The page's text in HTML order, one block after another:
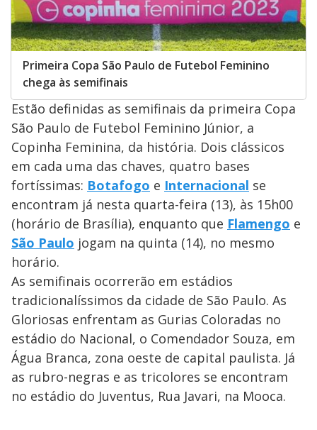
Primeira Copa São Paulo de Futebol Feminino
chega às semifinais
Estão definidas as semifinais da primeira Copa
São Paulo de Futebol Feminino Júnior, a
Copinha Feminina, da história. Dois clássicos
em cada uma das chaves, quatro bases
fortíssimas: Botafogo e Internacional se
encontram já nesta quarta-feira (13), às 15h00
(horário de Brasília), enquanto que Flamengo e
São Paulo jogam na quinta (14), no mesmo
horário.
As semifinais ocorrerão em estádios
tradicionalíssimos da cidade de São Paulo. As
Gloriosas enfrentam as Gurias Coloradas no
estádio do Nacional, o Comendador Souza, em
Água Branca, zona oeste de capital paulista. Já
as rubro-negras e as tricolores se encontram
no estádio do Juventus, Rua Javari, na Mooca.